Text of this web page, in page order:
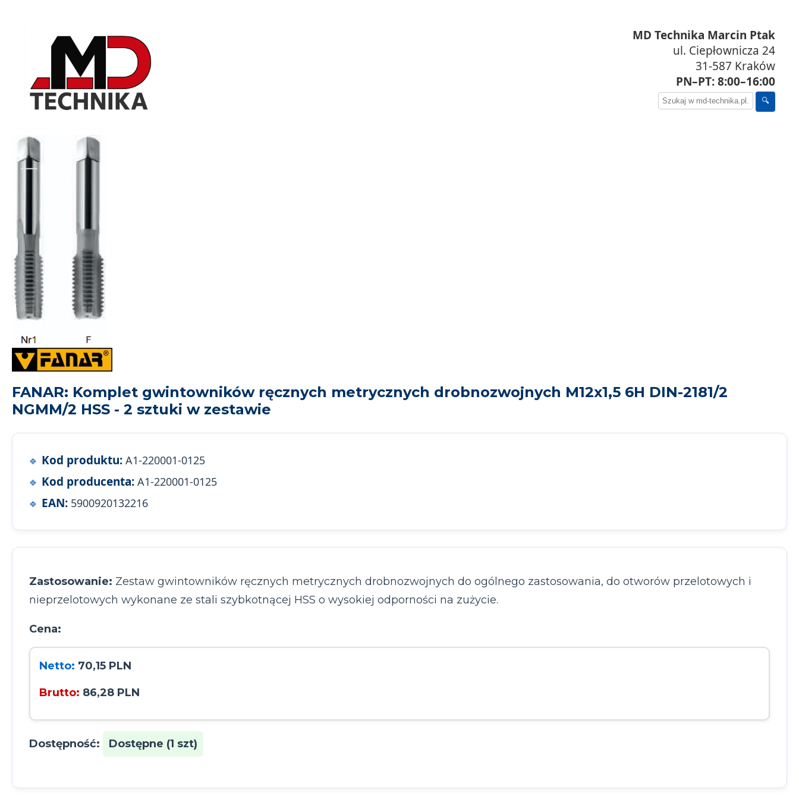
MD Technika Marcin Ptak
ul. Ciepłownicza 24
31-587 Kraków
PN–PT: 8:00–16:00
🔍
FANAR: Komplet gwintowników ręcznych metrycznych drobnozwojnych M12x1,5 6H DIN-2181/2
NGMM/2 HSS - 2 sztuki w zestawie
Kod produktu: A1-220001-0125
Kod producenta: A1-220001-0125
EAN: 5900920132216
Zastosowanie: Zestaw gwintowników ręcznych metrycznych drobnozwojnych do ogólnego zastosowania, do otworów przelotowych i
nieprzelotowych wykonane ze stali szybkotnącej HSS o wysokiej odporności na zużycie.
Cena:
Netto: 70,15 PLN
Brutto: 86,28 PLN
Dostępność: Dostępne (1 szt)